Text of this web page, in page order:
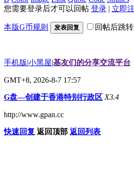
您需要登录后才可以回帖 登录 | 立即
本版G币规则 发表回复 回帖后跳
手机版|小黑屋|基友们的分享交流平台
GMT+8, 2026-8-7 17:57
G盘—创建于香港特别行政区 X3.4
http://www.gpan.cc
快速回复 返回顶部 返回列表